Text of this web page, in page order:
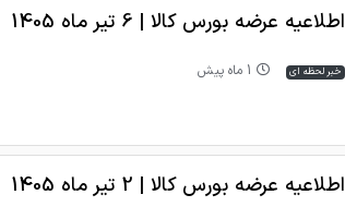
اطلاعیه عرضه بورس کالا | 6 تیر ماه 1405
خبر لحظه ای 1 ماه پیش
اطلاعیه عرضه بورس کالا | 2 تیر ماه 1405